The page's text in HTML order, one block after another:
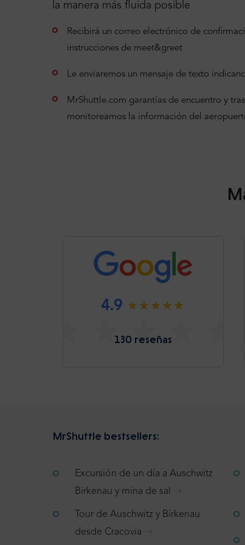
la manera más fluida posible
Recibirá un correo electrónico de
instrucciones de meet&greet
Le enviaremos un mensaje de texto
MrShuttle.com garantías de encuentro y
monitoreamos la información del
4.9
130 reseñas
MrShuttle bestsellers:
Excursión de un día a Auschwitz
Birkenau y mina de sal
Tour de Auschwitz y Birkenau
desde Cracovia